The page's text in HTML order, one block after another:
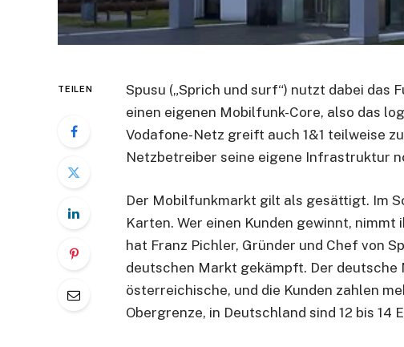
TEILEN
Spusu („Sprich und surf“) nutzt dabei das
einen eigenen Mobilfunk-Core, also das
Vodafone-Netz greift auch 1&1 teilweise
Netzbetreiber seine eigene Infrastruktur
Der Mobilfunkmarkt gilt als gesättigt. Im
Karten. Wer einen Kunden gewinnt,
hat Franz Pichler, Gründer und Chef von
deutschen Markt gekämpft. Der deutsche
österreichische, und die Kunden zahlen
Obergrenze, in Deutschland sind 12 bis 14